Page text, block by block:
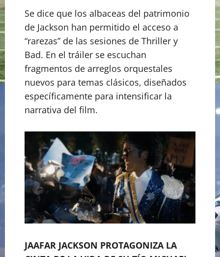
​Se dice que los albaceas del patrimonio
de Jackson han permitido el acceso a
“rarezas” de las sesiones de Thriller y
Bad. En el tráiler se escuchan
fragmentos de arreglos orquestales
nuevos para temas clásicos, diseñados
específicamente para intensificar la
narrativa del film.
JAAFAR JACKSON PROTAGONIZA LA